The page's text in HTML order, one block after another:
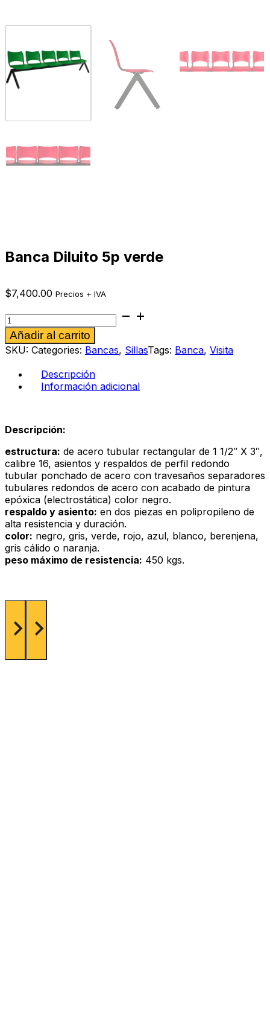
Banca Diluito 5p verde
$7,400.00 Precios + IVA
Banca
Diluito
5p
verde
cantidad
Añadir al carrito
SKU: Categories: Bancas, SillasTags: Banca, Visita
Descripción
Información adicional
Descripción:
estructura: de acero tubular rectangular de 1 1/2″ X 3″,
calibre 16, asientos y respaldos de perfil redondo
tubular ponchado de acero con travesaños separadores
tubulares redondos de acero con acabado de pintura
epóxica (electrostática) color negro.
respaldo y asiento: en dos piezas en polipropileno de
alta resistencia y duración.
color: negro, gris, verde, rojo, azul, blanco, berenjena,
gris cálido o naranja.
peso máximo de resistencia: 450 kgs.